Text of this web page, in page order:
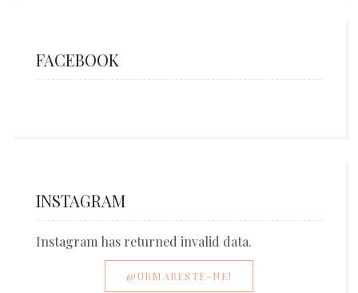
FACEBOOK
INSTAGRAM
Instagram has returned invalid data.
@URMARESTE-NE!